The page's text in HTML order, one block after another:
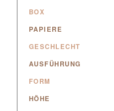
BOX
PAPIERE
GESCHLECHT
AUSFÜHRUNG
FORM
HÖHE